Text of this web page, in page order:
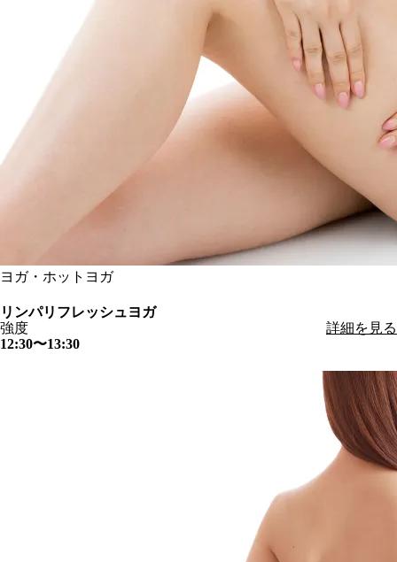
ヨガ・ホットヨガ
リンパリフレッシュヨガ
強度
詳細を見る
12:30〜13:30